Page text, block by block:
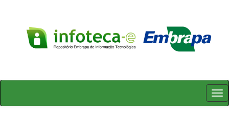
Skip